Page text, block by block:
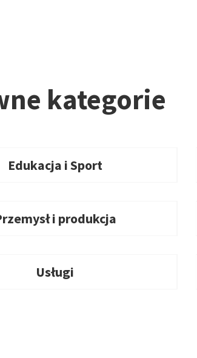
kategorie
Edukacja i Sport
i produkcja
Usługi